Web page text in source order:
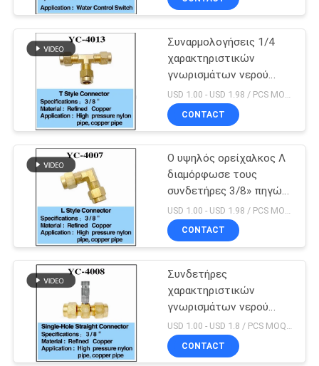
Αεριωθούμενο
αεροπλάνο
καταρρακτών
ανοξείδωτου
Σκάλα πισινών
ανοξείδωτου
19
Συναρμολογήσεις 1/4
χαρακτηριστικών
γνωρισμάτων νερού
υδρονέφωσης»
συνδετήρας ορείχαλκου
Τ
CONTACT
Ο υψηλός ορείχαλκος Λ
διαμόρφωσε τους
συνδετήρες 3/8» πηγών
νερού
CONTACT
Συνδετήρες
χαρακτηριστικών
γνωρισμάτων νερού
υψηλού ορείχαλκου Ф9.5USD 1.00 - USD 1.8 / PCS MOQ:PC 1
CONTACT